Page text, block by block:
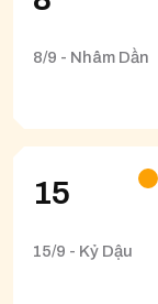
8/9 - Nhâm Dần
15
15/9 - Kỷ Dậu